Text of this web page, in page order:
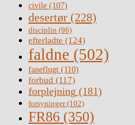
civile (107)
desertør (228)
disciplin (96)
efterladte (124)
faldne (502)
faneflugt (110)
forbud (117)
forplejning (181)
forsyninger(102)
FR86 (350)